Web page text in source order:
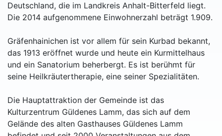
Deutschland, die im Landkreis Anhalt-Bitterfeld liegt.
Die 2014 aufgenommene Einwohnerzahl beträgt 1.909.
Gräfenhainichen ist vor allem für sein Kurbad bekannt,
das 1913 eröffnet wurde und heute ein Kurmittelhaus
und ein Sanatorium beherbergt. Es ist berühmt für
seine Heilkräutertherapie, eine seiner Spezialitäten.
Die Hauptattraktion der Gemeinde ist das
Kulturzentrum Güldenes Lamm, das sich auf dem
Gelände des alten Gasthauses Güldenes Lamm